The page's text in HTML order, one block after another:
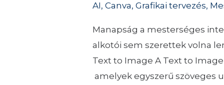
AI,Canva,Grafikai tervezés,
Manapság a mesterséges
alkotói sem szerettek volna
Text to Image A Text to
amelyek egyszerű szöveges
Canvában